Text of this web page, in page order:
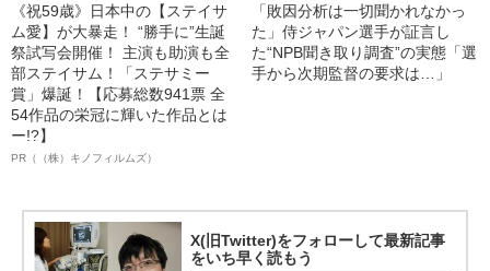
《祝59歳》日本中の【ステイサ
ム愛】が大暴走！ “勝手に”生誕
祭試写会開催！ 主演も助演も全
部ステイサム！「ステサミー
賞」爆誕！【応募総数941票 全
54作品の栄冠に輝いた作品とは
ー!?】
PR（（株）キノフィルムズ）
「敗因分析は一切聞かれなかっ
た」侍ジャパン選手が証言し
た“NPB聞き取り調査”の実態「選
手から次期監督の要求は…」
X(旧Twitter)をフォローして最新記事
をいち早く読もう